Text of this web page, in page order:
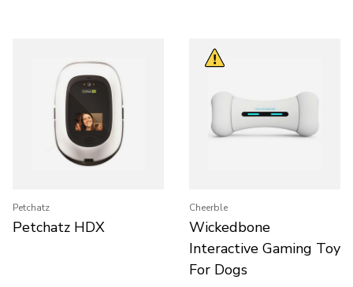
Petchatz
Petchatz HDX
Cheerble
Wickedbone
Interactive Gaming Toy
For Dogs